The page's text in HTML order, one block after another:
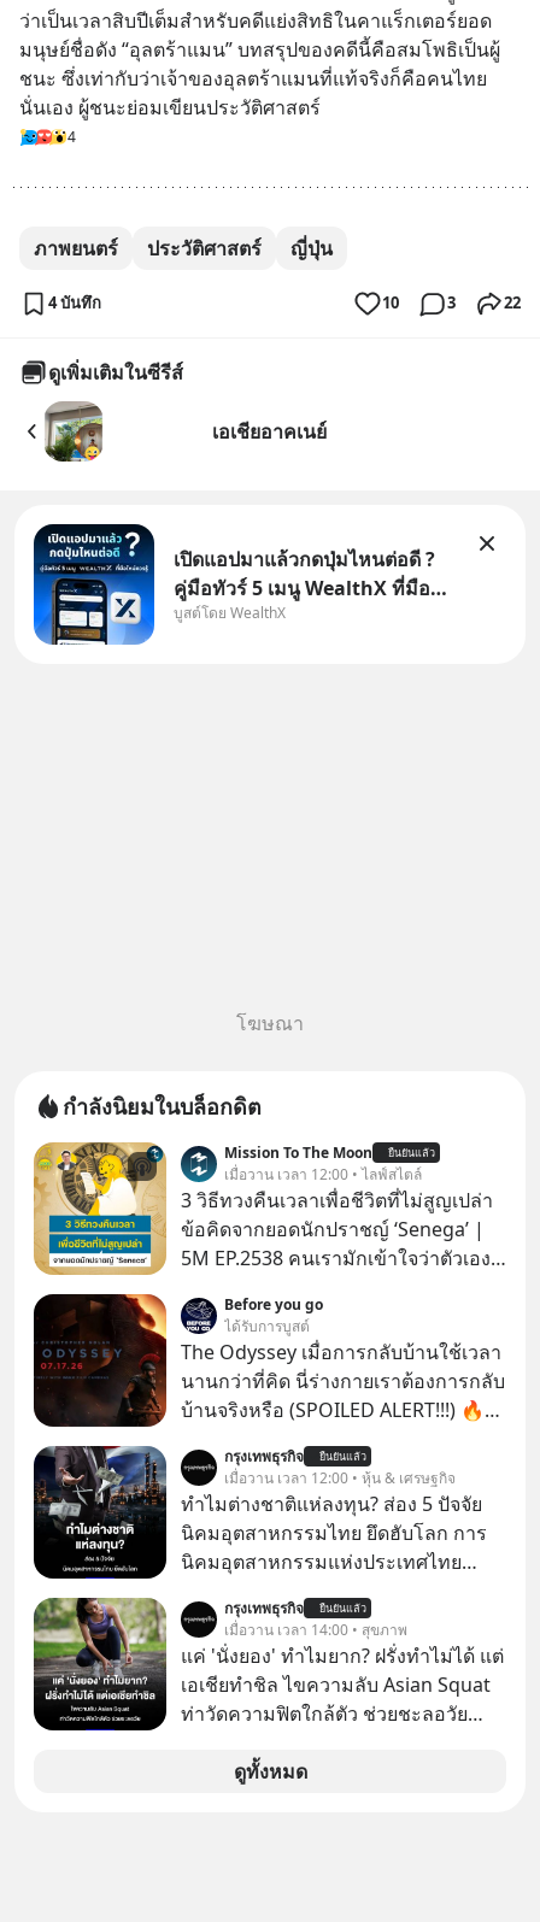
ว่าเป็นเวลาสิบปีเต็มสำหรับคดีแย่งสิทธิในคาแร็กเตอร์ยอด
มนุษย์ชื่อดัง “อุลตร้าแมน” บทสรุปของคดีนี้คือสมโพธิเป็นผู้
ชนะ ซึ่งเท่ากับว่าเจ้าของอุลตร้าแมนที่แท้จริงก็คือคนไทย
นั่นเอง ผู้ชนะย่อมเขียนประวัติศาสตร์
4
ภาพยนตร์ ประวัติศาสตร์ ญี่ปุ่น
4 บันทึก 10 3 22
ดูเพิ่มเติมในซีรีส์
เอเชียอาคเนย์
เปิดแอปมาแล้วกดปุ่มไหนต่อดี ?
คู่มือทัวร์ 5 เมนู WealthX ที่มือ
ใหม่ควรรู้ สำหรับใครที่เพิ่งโหลด
บูสต์โดย WealthX
โฆษณา
กำลังนิยมในบล็อกดิต
Mission To The Moon ยืนยันแล้ว
เมื่อวาน เวลา 12:00 • ไลฟ์สไตล์
3 วิธีทวงคืนเวลาเพื่อชีวิตที่ไม่สูญเปล่า
ข้อคิดจากยอดนักปราชญ์ ‘Senega’ |
5M EP.2538 คนเรามักเข้าใจว่าตัวเอง
แห่งยุคโรมันได้กล่าวถึง ‘เวลา’ อันเป็น
ทรัพย์ที่มีค่าที่สุดเอาไว้เมื่อราวๆ 2,000
ปีก่อนนี้ว่า “เราไม่ได้มีเวลาน้อยหรอก
เราทำเวลาหล่นหายไปมากต่างหาก”
แล้วเราจะทวงคืนเวลากลับมาเพื่อไม่ให้
ชีวิตสูญเปล่าไปมากกว่านี้ได้อย่างไร?
ติดตามได้ในพอดแคสต์ 5M EP. นี้
#goodtime #5minutespodcast
#missiontothemoonpodcast
Before you go
ได้รับการบูสต์
The Odyssey เมื่อการกลับบ้านใช้เวลา
นานกว่าที่คิด นี่ร่างกายเราต้องการกลับ
บ้านจริงหรือ (SPOILED ALERT!!!) 🔥
กรุงเทพธุรกิจ ยืนยันแล้ว
เมื่อวาน เวลา 12:00 • หุ้น & เศรษฐกิจ
ทำไมต่างชาติแห่ลงทุน? ส่อง 5 ปัจจัย
นิคมอุตสาหกรรมไทย ยึดฮับโลก การ
นิคมอุตสาหกรรมแห่งประเทศไทย
“นิคมอุตสาหกรรมไทย” ผาดโผนบนเวที
โลก ท่ามกลางสมรภูมิย้ายฐานการผลิต
ย้ำโครงสร้างพื้นฐาน-โลจิสติกส์แกร่ง
พร้อมอัดสิทธิประโยชน์ผ่านสำนักงาน
และอานิสงส์ FTA เปิดประตูสู่ตลาดต่าง
ประเทศ ดึงเม็ดเงินลงทุนอุตสาหกรรม
กรุงเทพธุรกิจ ยืนยันแล้ว
เมื่อวาน เวลา 14:00 • สุขภาพ
แค่ 'นั่งยอง' ทำไมยาก? ฝรั่งทำไม่ได้ แต่
เอเชียทำชิล ไขความลับ Asian Squat
ท่าวัดความฟิตใกล้ตัว ช่วยชะลอวัย
ต่างชาติที่พยายามทำ “Asian Squat”
ดูทั้งหมด